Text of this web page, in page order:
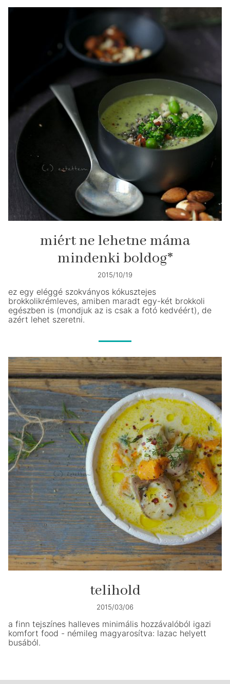
miért ne lehetne máma
mindenki boldog*
2015/10/19
ez egy eléggé szokványos kókusztejes
brokkolikrémleves, amiben maradt egy-két brokkoli
egészben is (mondjuk az is csak a fotó kedvéért), de
azért lehet szeretni.
telihold
2015/03/06
a finn tejszínes halleves minimális hozzávalóból igazi
komfort food - némileg magyarosítva: lazac helyett
busából.